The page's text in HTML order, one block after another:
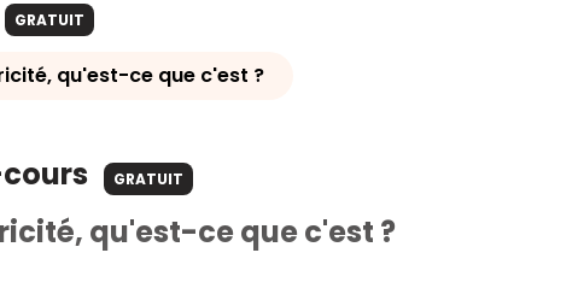
GRATUIT
qu'est-ce que c'est ?
GRATUIT
qu'est-ce que c'est ?